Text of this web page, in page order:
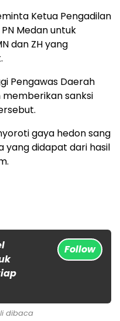
Ketua Pengadilan
Medan untuk
dan ZH yang
Pengawas Daerah
sanksi
gaya hedon sang
yang didapat dari hasil
Follow
dibaca